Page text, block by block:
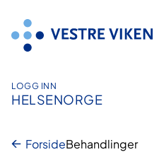
innhold
LOGG INN
HELSENORGE
ForsideBehandlinger